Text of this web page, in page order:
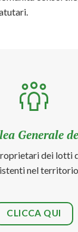
Generale
dei lotti
nel
CLICCA QUI